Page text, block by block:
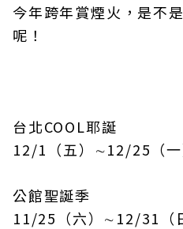
今年跨年賞煙火，是不
呢！
台北COOL耶誕
12/1（五）∼12/25（一
公館聖誕季
11/25（六）∼12/31（